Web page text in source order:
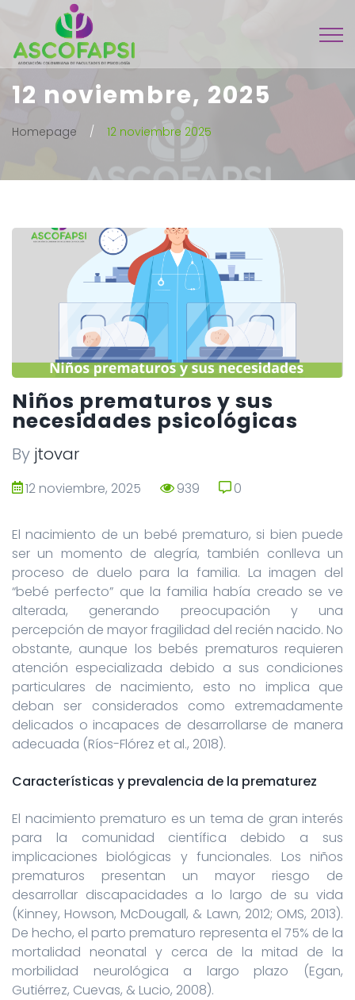
12 noviembre, 2025
Homepage 12 noviembre 2025
Niños prematuros y sus
necesidades psicológicas
By jtovar
12 noviembre, 2025 939 0
El nacimiento de un bebé prematuro, si bien puede
ser un momento de alegría, también conlleva un
proceso de duelo para la familia. La imagen del
“bebé perfecto” que la familia había creado se ve
alterada, generando preocupación y una
percepción de mayor fragilidad del recién nacido. No
obstante, aunque los bebés prematuros requieren
atención especializada debido a sus condiciones
particulares de nacimiento, esto no implica que
deban ser considerados como extremadamente
delicados o incapaces de desarrollarse de manera
adecuada (Ríos-Flórez et al., 2018).
Características y prevalencia de la prematurez
El nacimiento prematuro es un tema de gran interés
para la comunidad científica debido a sus
implicaciones biológicas y funcionales. Los niños
prematuros presentan un mayor riesgo de
desarrollar discapacidades a lo largo de su vida
(Kinney, Howson, McDougall, & Lawn, 2012; OMS, 2013).
De hecho, el parto prematuro representa el 75% de la
mortalidad neonatal y cerca de la mitad de la
morbilidad neurológica a largo plazo (Egan,
Gutiérrez, Cuevas, & Lucio, 2008).